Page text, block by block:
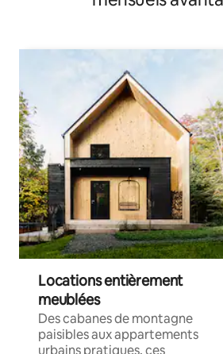
Locations entièrement
meublées
Des cabanes de montagne
paisibles aux appartements